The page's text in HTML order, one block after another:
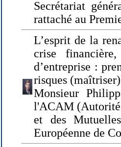
Secrétariat
rattaché au
L’esprit de la
crise
d’entreprise :
risques
Monsieur
l'ACAM (Autorité
et des
Européenne de